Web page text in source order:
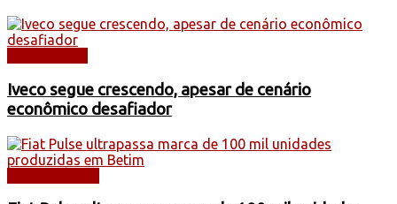
Iveco segue crescendo, apesar de cenário
econômico desafiador